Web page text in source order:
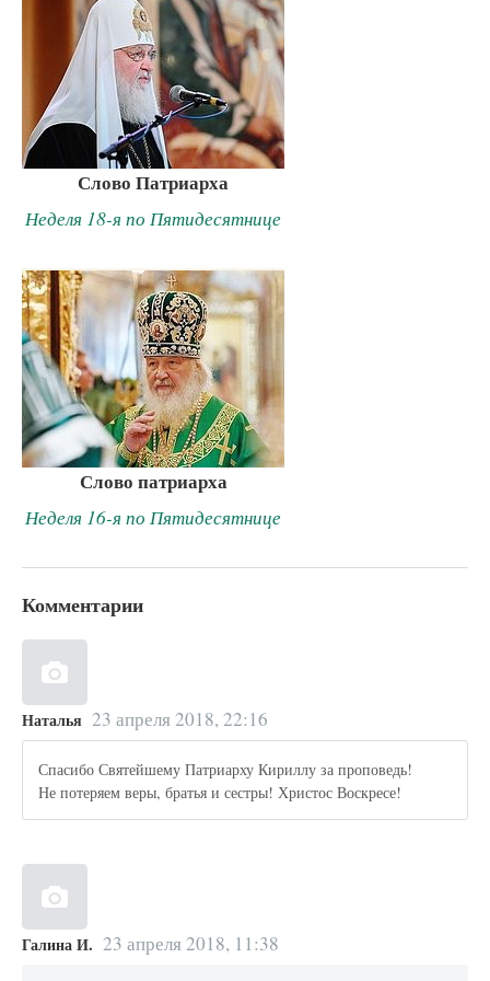
Слово Патриарха
Неделя 18-я по Пятидесятнице
Слово патриарха
Неделя 16-я по Пятидесятнице
Комментарии
Наталья 23 апреля 2018, 22:16
Спасибо Святейшему Патриарху Кириллу за проповедь!
Не потеряем веры, братья и сестры! Христос Воскресе!
Галина И. 23 апреля 2018, 11:38